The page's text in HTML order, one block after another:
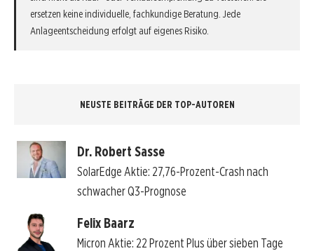
ersetzen keine individuelle, fachkundige Beratung. Jede
Anlageentscheidung erfolgt auf eigenes Risiko.
NEUSTE BEITRÄGE DER TOP-AUTOREN
Dr. Robert Sasse
SolarEdge Aktie: 27,76-Prozent-Crash nach
schwacher Q3-Prognose
Felix Baarz
Micron Aktie: 22 Prozent Plus über sieben Tage